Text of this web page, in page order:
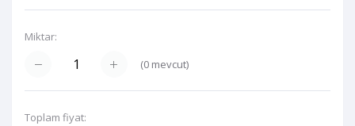
Miktar:
(0 mevcut)
Toplam fiyat: